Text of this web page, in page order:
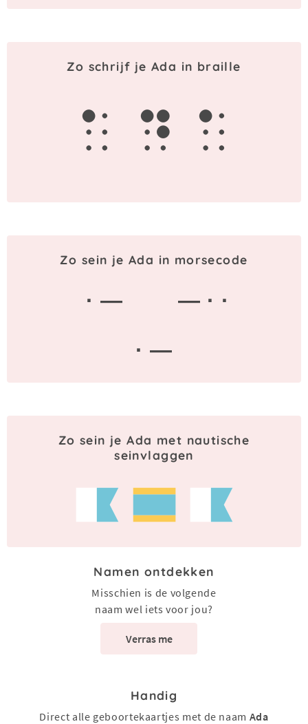
Zo schrijf je Ada in braille
a d a
Zo sein je Ada in morsecode
· —
— · ·
· —
Zo sein je Ada met nautische
seinvlaggen
Namen ontdekken
Misschien is de volgende
naam wel iets voor jou?
Verras me
Handig
Direct alle geboortekaartjes met de naam Ada